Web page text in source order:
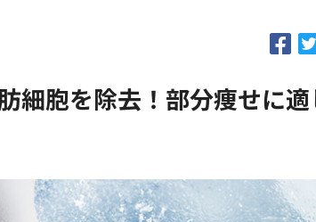
細胞を除去！部分痩せに適